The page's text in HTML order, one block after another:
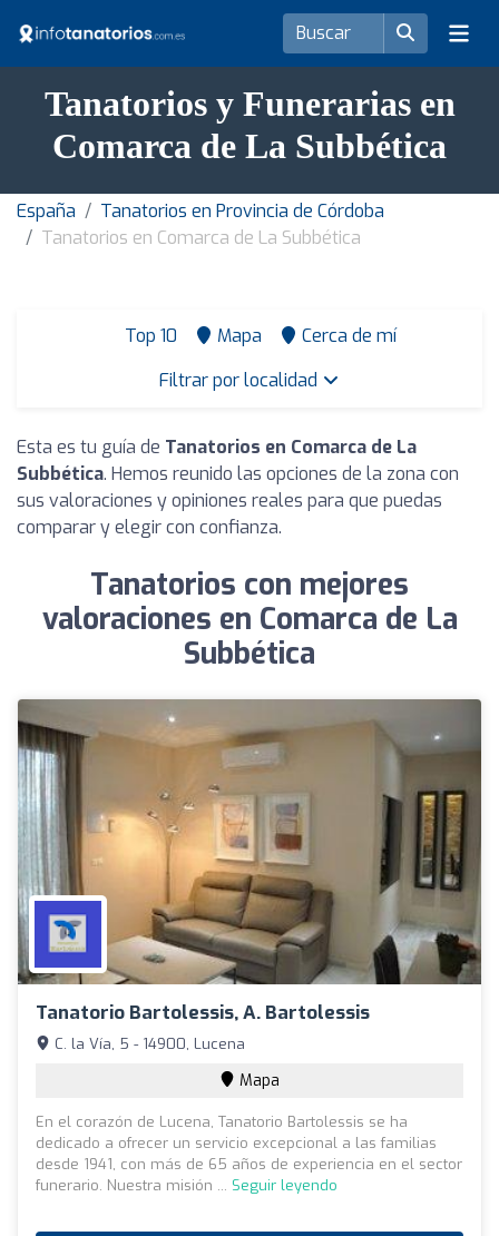
Tanatorios y Funerarias en
Comarca de La Subbética
España
Tanatorios en Provincia de Córdoba
Tanatorios en Comarca de La Subbética
Top 10 Mapa
Cerca de mí
Filtrar por localidad
Esta es tu guía de Tanatorios en Comarca de La
Subbética. Hemos reunido las opciones de la zona con
sus valoraciones y opiniones reales para que puedas
comparar y elegir con confianza.
Tanatorios con mejores
valoraciones en Comarca de La
Subbética
Tanatorio Bartolessis, A. Bartolessis
C. la Vía, 5 - 14900, Lucena
Mapa
En el corazón de Lucena, Tanatorio Bartolessis se ha
dedicado a ofrecer un servicio excepcional a las familias
desde 1941, con más de 65 años de experiencia en el sector
funerario. Nuestra misión ... Seguir leyendo